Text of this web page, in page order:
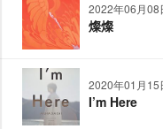
2022年06月08
燦燦
2020年01月15
I’m Here